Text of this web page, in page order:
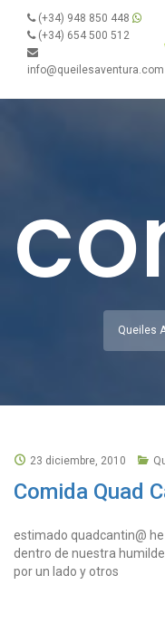
(+34) 948 850 448
(+34) 654 500 512
info@queilesaventura.com
Queiles
23 diciembre, 2010
Comida Quad
estimado quadcantin@
dentro de nuestra
por un lado y otros